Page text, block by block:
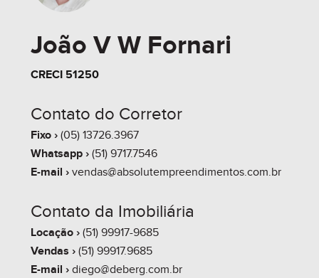
João V W Fornari
CRECI 51250
Contato do Corretor
Fixo › (05) 13726.3967
Whatsapp › (51) 9717.7546
E-mail › vendas@absolutempreendimentos.com.br
Contato da Imobiliária
Locação › (51) 99917-9685
Vendas › (51) 99917.9685
E-mail › diego@deberg.com.br